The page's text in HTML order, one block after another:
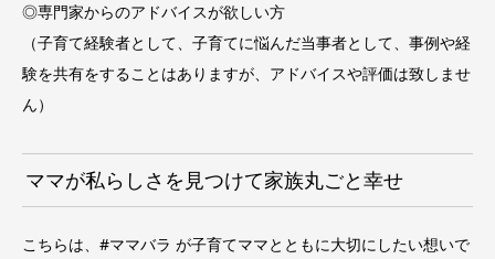
◎専門家からのアドバイスが欲しい方
（子育て経験者として、子育てに悩んだ当事者として、事例や経
験を共有をすることはありますが、アドバイスや評価は致しませ
ん）
ママが私らしさを見つけて家族丸ごと幸せ
こちらは、#ママバラ が子育てママとともに大切にしたい想いで